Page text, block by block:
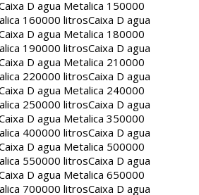
D agua Metalica 150000
160000 litrosCaixa D agua
D agua Metalica 180000
190000 litrosCaixa D agua
D agua Metalica 210000
220000 litrosCaixa D agua
D agua Metalica 240000
250000 litrosCaixa D agua
D agua Metalica 350000
400000 litrosCaixa D agua
D agua Metalica 500000
550000 litrosCaixa D agua
D agua Metalica 650000
700000 litrosCaixa D agua